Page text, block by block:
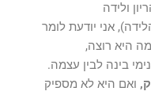
ולידה
אני יודעת לומר
היא רוצה,
בינה לבין עצמה.
ואם היא לא מספיק